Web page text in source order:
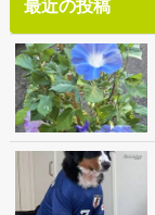
最近の投稿